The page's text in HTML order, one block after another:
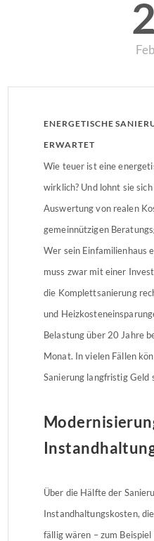
ENERGETISCHE
ERWARTET
Wie teuer ist eine
wirklich? Und lohnt sie
Auswertung von realen
gemeinnützigen
Wer sein Einfamilienhaus
muss zwar mit einer
die Komplettsanierung
und
Belastung über 20 Jahre
Monat. In vielen Fällen
Sanierung langfristig Geld
Über die Hälfte der
Instandhaltungskosten,
fällig wären – zum